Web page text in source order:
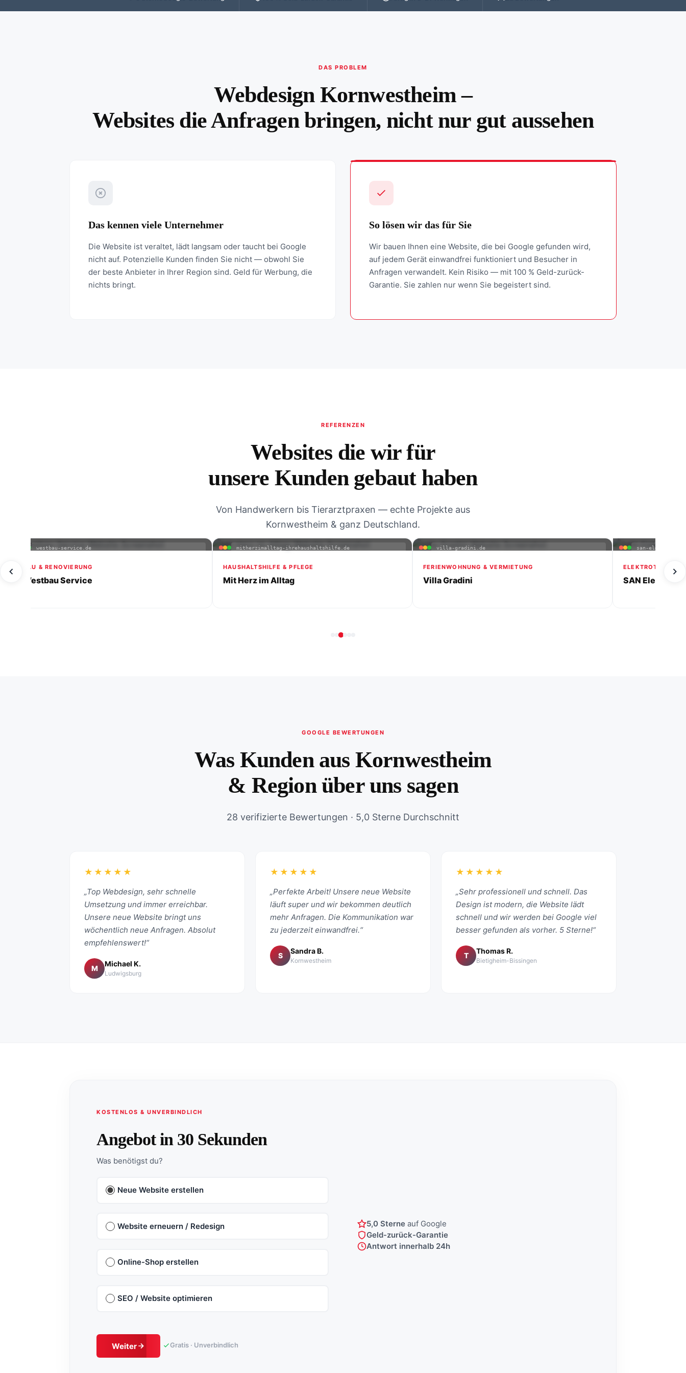
DAS PROBLEM
Webdesign Kornwestheim –
Websites die Anfragen bringen, nicht nur gut aussehen
Das kennen viele Unternehmer
Die Website ist veraltet, lädt langsam oder taucht bei Google
nicht auf. Potenzielle Kunden finden Sie nicht — obwohl Sie
der beste Anbieter in Ihrer Region sind. Geld für Werbung, die
nichts bringt.
So lösen wir das für Sie
Wir bauen Ihnen eine Website, die bei Google gefunden wird,
auf jedem Gerät einwandfrei funktioniert und Besucher in
Anfragen verwandelt. Kein Risiko — mit 100 % Geld-zurück-
Garantie. Sie zahlen nur wenn Sie begeistert sind.
REFERENZEN
Websites die wir für
unsere Kunden gebaut haben
Von Handwerkern bis Tierarztpraxen — echte Projekte aus
Kornwestheim & ganz Deutschland.
westbau-service.de
BAU & RENOVIERUNG
Westbau Service
mitherzimalltag-ihrehaushaltshilfe.de
HAUSHALTSHILFE & PFLEGE
Mit Herz im Alltag
villa-gradini.de
FERIENWOHNUNG & VERMIETUNG
Villa Gradini
san-
ELEKTROTECHNIK
SAN
GOOGLE BEWERTUNGEN
Was Kunden aus Kornwestheim
& Region über uns sagen
28 verifizierte Bewertungen · 5,0 Sterne Durchschnitt
★★★★★
„Top Webdesign, sehr schnelle
Umsetzung und immer erreichbar.
Unsere neue Website bringt uns
wöchentlich neue Anfragen. Absolut
empfehlenswert!“
M
Michael K.
Ludwigsburg
★★★★★
„Perfekte Arbeit! Unsere neue Website
läuft super und wir bekommen deutlich
mehr Anfragen. Die Kommunikation war
zu jederzeit einwandfrei.“
S
Sandra B.
Kornwestheim
★★★★★
„Sehr professionell und schnell. Das
Design ist modern, die Website lädt
schnell und wir werden bei Google viel
besser gefunden als vorher. 5 Sterne!“
T
Thomas R.
Bietigheim-Bissingen
KOSTENLOS & UNVERBINDLICH
Angebot in 30 Sekunden
Was benötigst du?
Neue Website erstellen
Website erneuern / Redesign
Online-Shop erstellen
SEO / Website optimieren
Weiter Gratis · Unverbindlich
5,0 Sterne auf Google
Geld-zurück-Garantie
Antwort innerhalb 24h